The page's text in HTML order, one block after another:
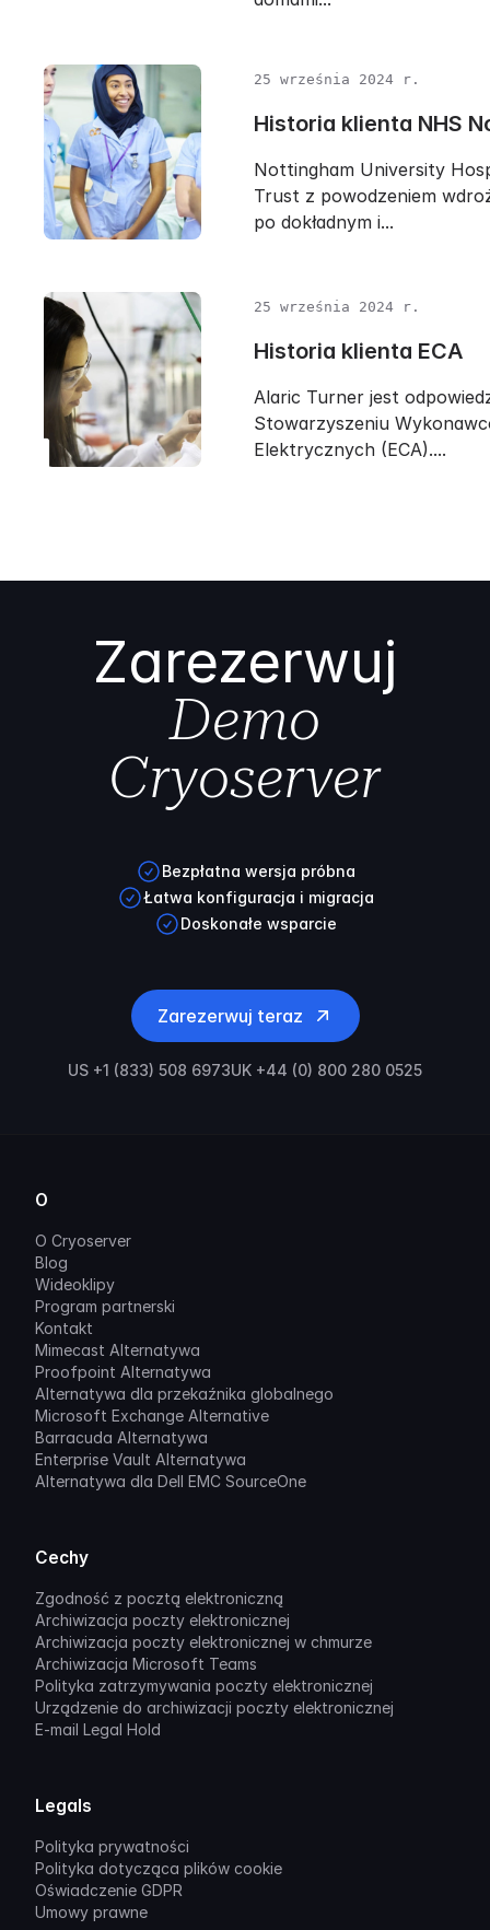
25 września 2024 r.
Historia klienta NHS
Nottingham University
Trust z powodzeniem
po dokładnym i...
25 września 2024 r.
Historia klienta ECA
Alaric Turner jest
Stowarzyszeniu
Elektrycznych (ECA)....
Zarezerwuj
Demo
Cryoserver
Bezpłatna wersja próbna
Łatwa konfiguracja i migracja
Doskonałe wsparcie
Zarezerwuj teraz
US +1 (833) 508 6973UK +44 (0) 800 280 0525
O
O Cryoserver
Blog
Wideoklipy
Program partnerski
Kontakt
Mimecast Alternatywa
Proofpoint Alternatywa
Alternatywa dla przekaźnika globalnego
Microsoft Exchange Alternative
Barracuda Alternatywa
Enterprise Vault Alternatywa
Alternatywa dla Dell EMC SourceOne
Cechy
Zgodność z pocztą elektroniczną
Archiwizacja poczty elektronicznej
Archiwizacja poczty elektronicznej w chmurze
Archiwizacja Microsoft Teams
Polityka zatrzymywania poczty elektronicznej
Urządzenie do archiwizacji poczty elektronicznej
E-mail Legal Hold
Legals
Polityka prywatności
Polityka dotycząca plików cookie
Oświadczenie GDPR
Umowy prawne